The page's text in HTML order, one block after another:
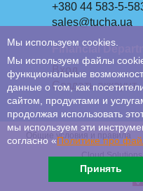
+380 44 583-5-
sales@tucha.ua
Financial
Вход
Создать аккаунт
Общие условия и правила
Cloud
Мы используем cookies.
Мы используем файлы
функциональные
данные о том, как
сайтом, продуктами и
продолжая использовать
мы используем эти
согласно «Политике про
Принять